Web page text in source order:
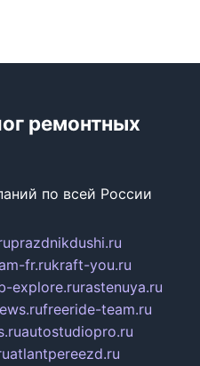
ремонтных
по всей России
prazdnikdushi.ru
fr.rukraft-you.ru
explore.rurastenuya.ru
freeride-team.ru
autostudiopro.ru
atlantpereezd.ru